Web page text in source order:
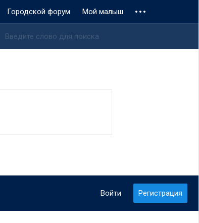
Городской форум Мой малыш
Войти Регистрация